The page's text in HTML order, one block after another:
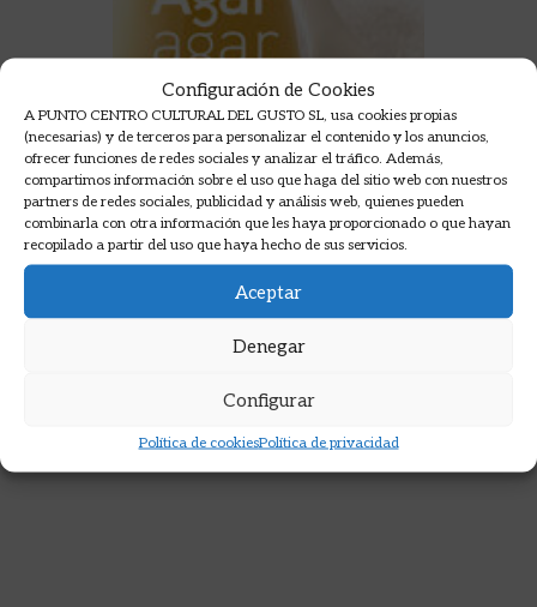
Configuración de Cookies
A PUNTO CENTRO CULTURAL DEL GUSTO SL, usa cookies propias
(necesarias) y de terceros para personalizar el contenido y los anuncios,
ofrecer funciones de redes sociales y analizar el tráfico. Además,
compartimos información sobre el uso que haga del sitio web con nuestros
partners de redes sociales, publicidad y análisis web, quienes pueden
combinarla con otra información que les haya proporcionado o que hayan
recopilado a partir del uso que haya hecho de sus servicios.
Aceptar
Denegar
Configurar
Política de cookiesPolítica de privacidad
AÑADIR A LA CESTA